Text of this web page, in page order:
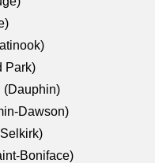
Park)
(Dauphin)
Dawson)
Boniface)